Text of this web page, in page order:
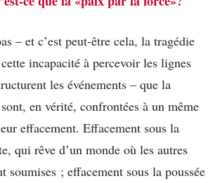
– et c’est peut-être cela, la tragédie
incapacité à percevoir les lignes
les événements – que la
en vérité, confrontées à un même
effacement. Effacement sous la
qui rêve d’un monde où les autres
soumises ; effacement sous la poussée